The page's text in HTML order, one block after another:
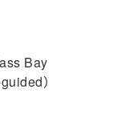
Bay
）